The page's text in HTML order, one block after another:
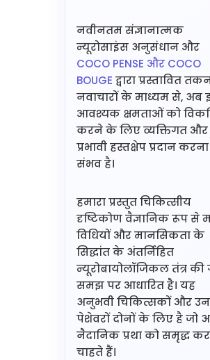
नवीनतम संज्ञानात्मक
न्यूरोसाइंस अनुसंधान और
COCO PENSE और COCO
BOUGE द्वारा प्रस्तावित
नवाचारों के माध्यम से, अब
आवश्यक क्षमताओं को
करने के लिए व्यक्तिगत और
प्रभावी हस्तक्षेप प्रदान करना
संभव है।
हमारा प्रस्तुत चिकित्सीय
दृष्टिकोण वैज्ञानिक रूप से
विधियों और मानसिकता के
सिद्धांत के अंतर्निहित
न्यूरोबायोलॉजिकल तंत्र
समझ पर आधारित है। यह
अनुभवी चिकित्सकों और उन
पेशेवरों दोनों के लिए है जो
नैदानिक प्रथा को समृद्ध
चाहते हैं।